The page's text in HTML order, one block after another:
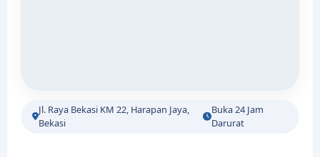
Jl. Raya Bekasi KM 22, Harapan Jaya,
Bekasi
Buka 24 Jam
Darurat